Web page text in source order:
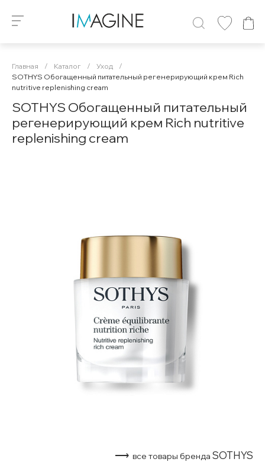
Главная / Каталог / Уход
/
SOTHYS Обогащенный питательный регенерирующий крем Rich
nutritive replenishing cream
SOTHYS Обогащенный питательный
регенерирующий крем Rich nutritive
replenishing cream
⟶ все товары бренда SOTHYS